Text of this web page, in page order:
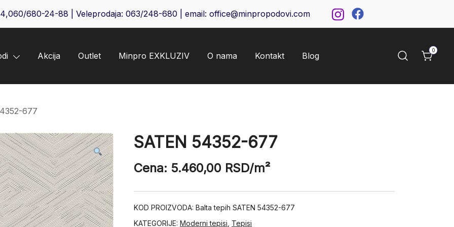
,060/680-24-88 | Veleprodaja: 063/248-680 | email: office@minpropodovi.com
Akcija Outlet Minpro EXKLUZIV O nama Kontakt Blog
0
677
SATEN 54352-677
Cena: 5.460,00 RSD/m²
KOD PROIZVODA: Balta tepih SATEN 54352-677
KATEGORIJE: Moderni tepisi Tepisi